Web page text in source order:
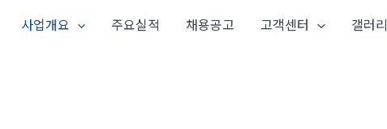
사업개요 주요실적 채용공고 고객센터 갤러리